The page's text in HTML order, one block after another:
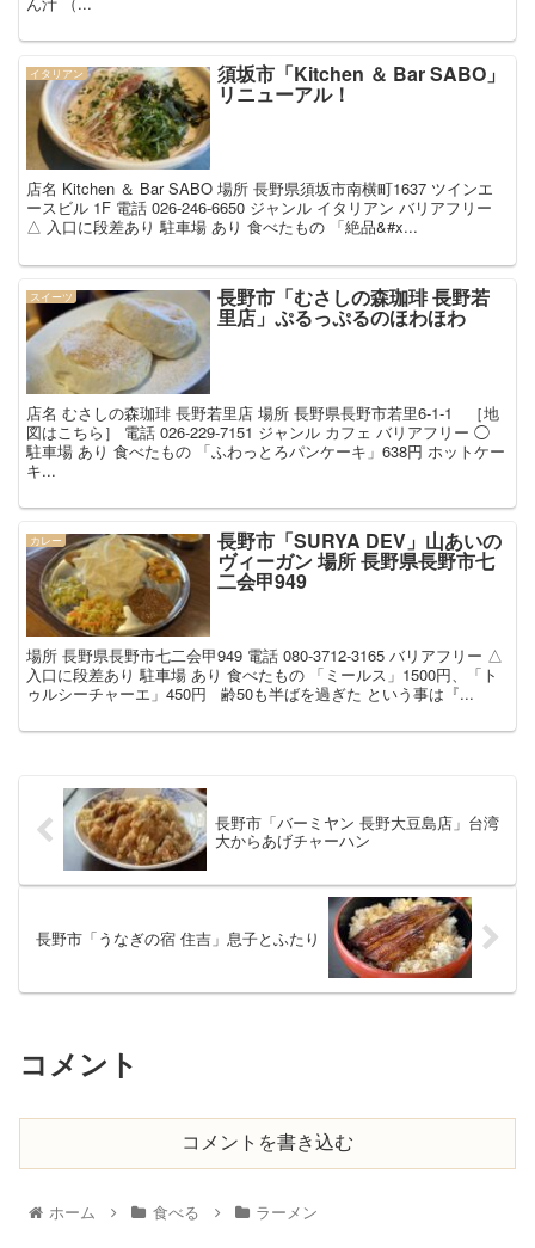
イタリアン 須坂市「Kitchen ＆ Bar SABO」
リニューアル！
店名 Kitchen ＆ Bar SABO 場所 長野県須坂市南横町1637 ツインエ
ースビル 1F 電話 026-246-6650 ジャンル イタリアン バリアフリー
△ 入口に段差あり 駐車場 あり 食べたもの 「絶品&#x...
スイーツ 長野市「むさしの森珈琲 長野若
里店」ぷるっぷるのほわほわ
店名 むさしの森珈琲 長野若里店 場所 長野県長野市若里6-1-1 ［地
図はこちら］ 電話 026-229-7151 ジャンル カフェ バリアフリー ◯
駐車場 あり 食べたもの 「ふわっとろパンケーキ」638円 ホットケー
キ...
カレー 長野市「SURYA DEV」山あいの
ヴィーガン 場所 長野県長野市七
二会甲949
場所 長野県長野市七二会甲949 電話 080-3712-3165 バリアフリー △
入口に段差あり 駐車場 あり 食べたもの 「ミールス」1500円、「ト
ゥルシーチャーエ」450円 齢50も半ばを過ぎた という事は『...
長野市「バーミヤン 長野大豆島店」台湾
大からあげチャーハン
長野市「うなぎの宿 住吉」息子とふたり
コメント
コメントを書き込む
ホーム 食べる ラーメン